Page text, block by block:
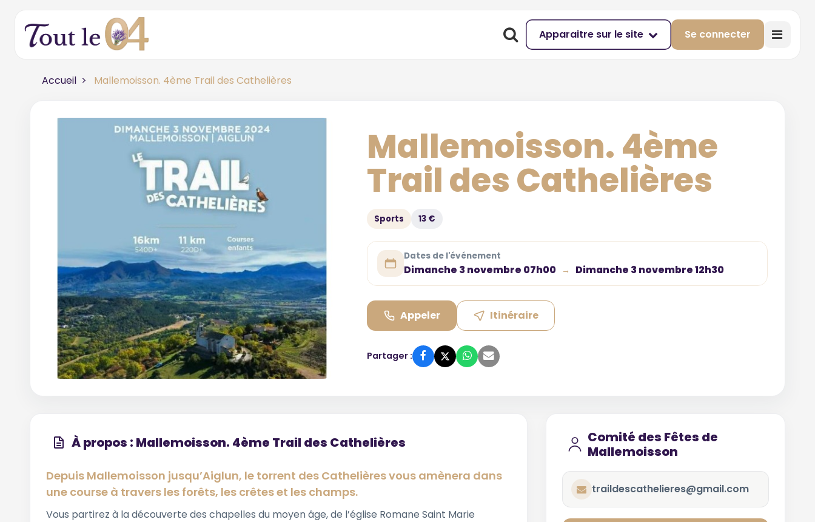
Apparaitre sur le site Se connecter
Accueil Mallemoisson. 4ème Trail des Cathelières
Mallemoisson. 4ème
Trail des Cathelières
Sports 13 €
Dates de l'événement
Dimanche 3 novembre 07h00 → Dimanche 3 novembre 12h30
Appeler Itinéraire
Partager :
À propos : Mallemoisson. 4ème Trail des Cathelières
Depuis Mallemoisson jusqu’Aiglun, le torrent des Cathelières vous amènera dans
une course à travers les forêts, les crêtes et les champs.
Vous partirez à la découverte des chapelles du moyen âge, de l’église Romane Saint Marie
Comité des Fêtes de
Mallemoisson
traildescathelieres@gmail.com